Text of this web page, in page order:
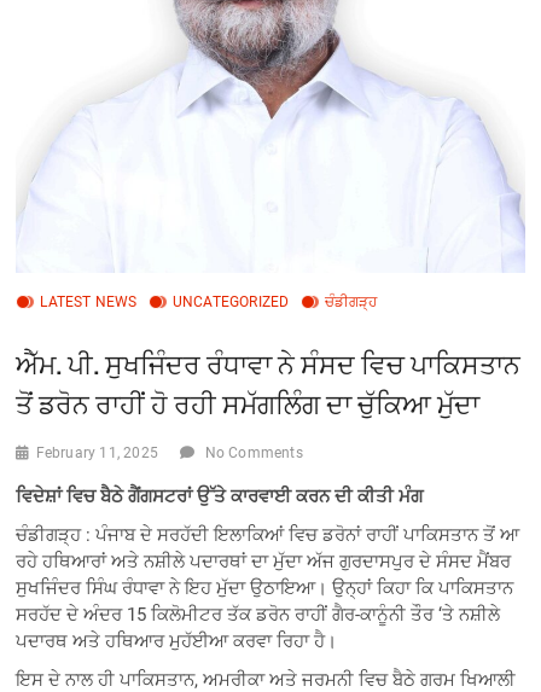
LATEST NEWS UNCATEGORIZED ਚੰਡੀਗੜ੍ਹ
ਐੱਮ. ਪੀ. ਸੁਖਜਿੰਦਰ ਰੰਧਾਵਾ ਨੇ ਸੰਸਦ ਵਿਚ ਪਾਕਿਸਤਾਨ
ਤੋਂ ਡਰੋਨ ਰਾਹੀਂ ਹੋ ਰਹੀ ਸਮੱਗਲਿੰਗ ਦਾ ਚੁੱਕਿਆ ਮੁੱਦਾ
February 11, 2025 No Comments
ਵਿਦੇਸ਼ਾਂ ਵਿਚ ਬੈਠੇ ਗੈਂਗਸਟਰਾਂ ਉੱਤੇ ਕਾਰਵਾਈ ਕਰਨ ਦੀ ਕੀਤੀ ਮੰਗ
ਚੰਡੀਗੜ੍ਹ : ਪੰਜਾਬ ਦੇ ਸਰਹੱਦੀ ਇਲਾਕਿਆਂ ਵਿਚ ਡਰੋਨਾਂ ਰਾਹੀਂ ਪਾਕਿਸਤਾਨ ਤੋਂ ਆ
ਰਹੇ ਹਥਿਆਰਾਂ ਅਤੇ ਨਸ਼ੀਲੇ ਪਦਾਰਥਾਂ ਦਾ ਮੁੱਦਾ ਅੱਜ ਗੁਰਦਾਸਪੁਰ ਦੇ ਸੰਸਦ ਮੈਂਬਰ
ਸੁਖਜਿੰਦਰ ਸਿੰਘ ਰੰਧਾਵਾ ਨੇ ਇਹ ਮੁੱਦਾ ਉਠਾਇਆ। ਉਨ੍ਹਾਂ ਕਿਹਾ ਕਿ ਪਾਕਿਸਤਾਨ
ਸਰਹੱਦ ਦੇ ਅੰਦਰ 15 ਕਿਲੋਮੀਟਰ ਤੱਕ ਡਰੋਨ ਰਾਹੀਂ ਗੈਰ-ਕਾਨੂੰਨੀ ਤੌਰ ‘ਤੇ ਨਸ਼ੀਲੇ
ਪਦਾਰਥ ਅਤੇ ਹਥਿਆਰ ਮੁਹੱਈਆ ਕਰਵਾ ਰਿਹਾ ਹੈ।
ਇਸ ਦੇ ਨਾਲ ਹੀ ਪਾਕਿਸਤਾਨ, ਅਮਰੀਕਾ ਅਤੇ ਜਰਮਨੀ ਵਿਚ ਬੈਠੇ ਗਰਮ ਖਿਆਲੀ